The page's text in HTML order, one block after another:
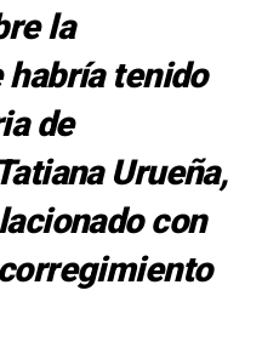
la
tenido
de
Urueña,
con